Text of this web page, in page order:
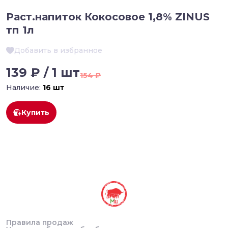
Раст.напиток Кокосовое 1,8% ZINUS
тп 1л
Добавить в избранное
139 ₽ / 1 шт154 ₽
Наличие: 16 шт
Купить
Правила продаж